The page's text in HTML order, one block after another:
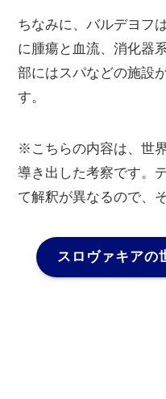
ちなみに、バルデヨフ
に腫瘍と血流、消化器
部にはスパなどの施設
す。
※こちらの内容は、世
導き出した考察です。
て解釈が異なるので、
スロヴァキアの